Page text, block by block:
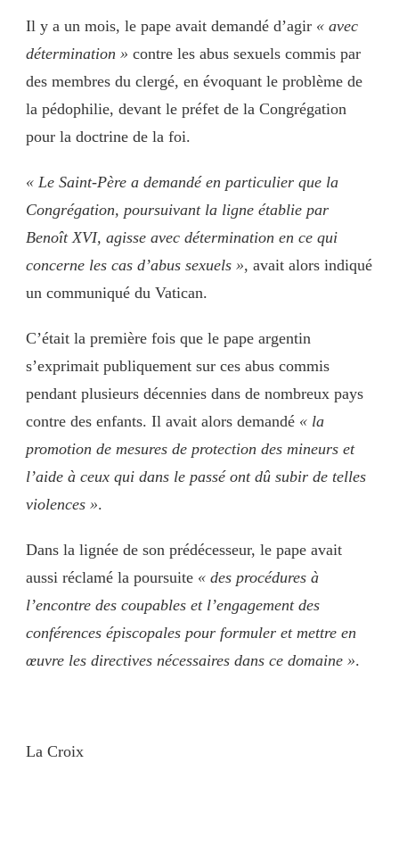
Il y a un mois, le pape avait demandé d’agir « avec
détermination » contre les abus sexuels commis par
des membres du clergé, en évoquant le problème de
la pédophilie, devant le préfet de la Congrégation
pour la doctrine de la foi.
« Le Saint-Père a demandé en particulier que la
Congrégation, poursuivant la ligne établie par
Benoît XVI, agisse avec détermination en ce qui
concerne les cas d’abus sexuels », avait alors indiqué
un communiqué du Vatican.
C’était la première fois que le pape argentin
s’exprimait publiquement sur ces abus commis
pendant plusieurs décennies dans de nombreux pays
contre des enfants. Il avait alors demandé « la
promotion de mesures de protection des mineurs et
l’aide à ceux qui dans le passé ont dû subir de telles
violences ».
Dans la lignée de son prédécesseur, le pape avait
aussi réclamé la poursuite « des procédures à
l’encontre des coupables et l’engagement des
conférences épiscopales pour formuler et mettre en
œuvre les directives nécessaires dans ce domaine ».
La Croix